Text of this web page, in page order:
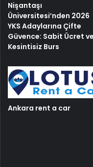
Nişantaşı
Üniversitesi’nden 2026
YKS Adaylarına Çifte
Güvence: Sabit Ücret ve
Kesintisiz Burs
Ankara rent a car